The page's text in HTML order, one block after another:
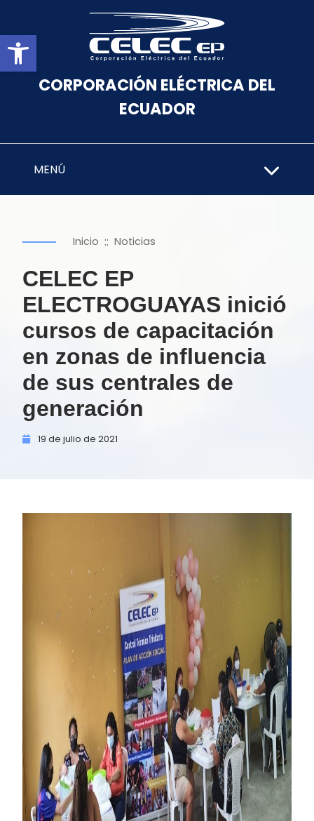
Abrir barra de herramientas
CORPORACIÓN ELÉCTRICA DEL
ECUADOR
MENÚ
Inicio :: Noticias
CELEC EP
ELECTROGUAYAS inició
cursos de capacitación
en zonas de influencia
de sus centrales de
generación
19 de julio de 2021